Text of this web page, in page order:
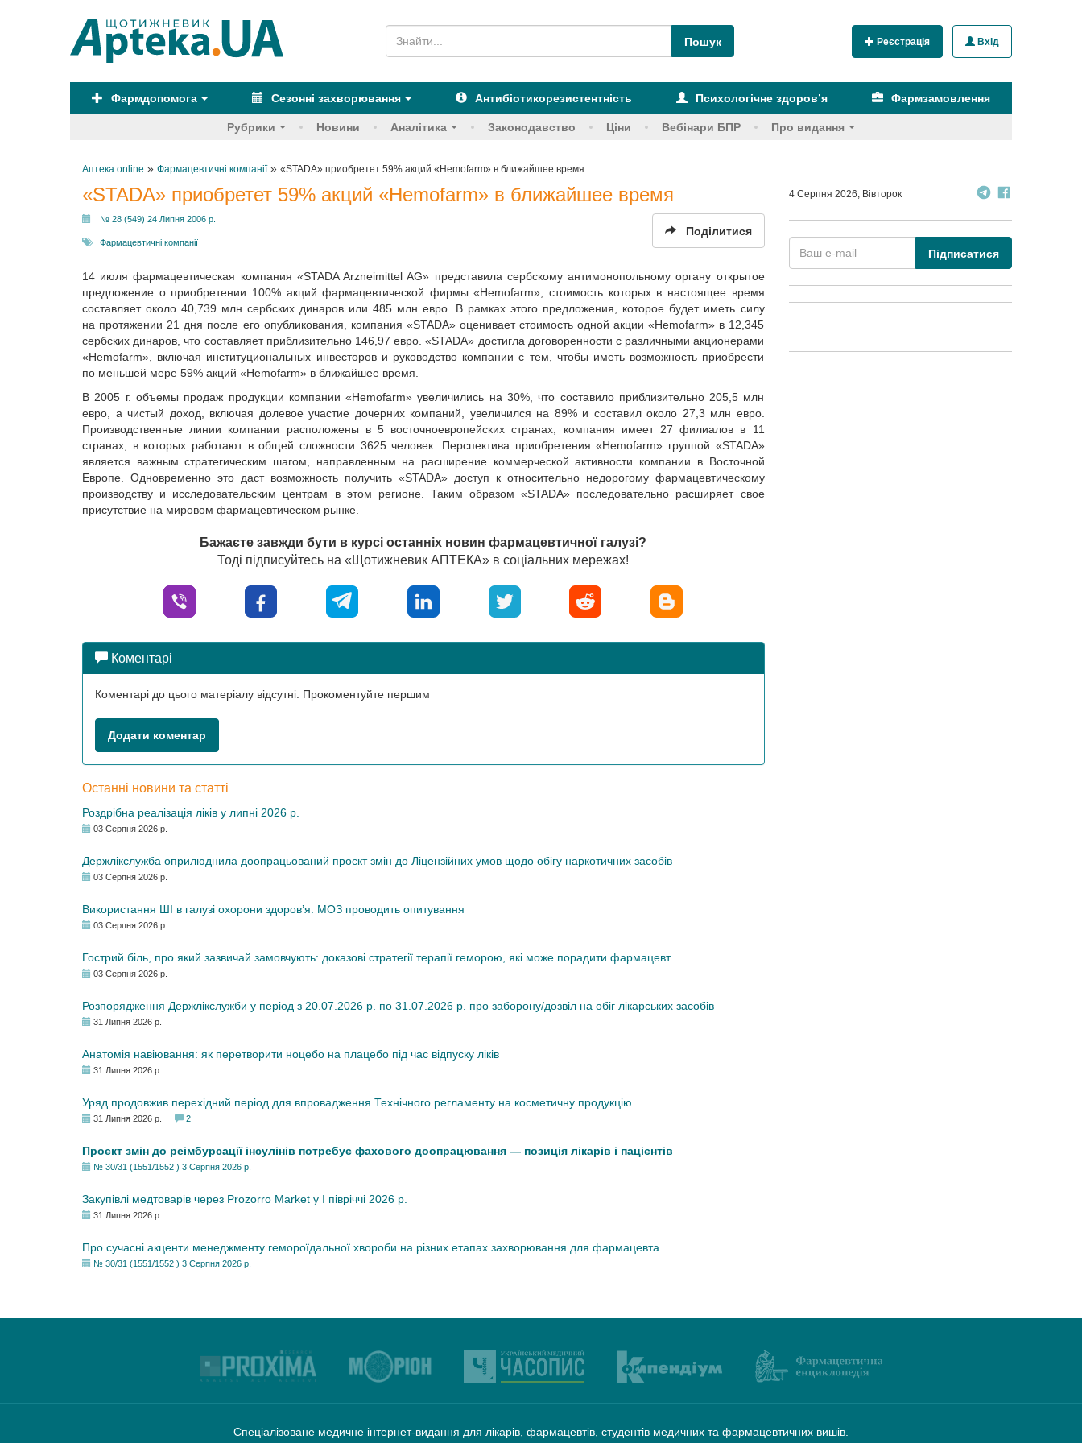
Реєстрація Вхід
Фармдопомога Сезонні захворювання Антибіотикорезистентність Психологічне здоров’я Фармзамовлення
Рубрики Новини Аналітика Законодавство Ціни Вебінари БПР Про видання
Аптека online » Фармацевтичні компанії» «STADA» приобретет 59% акций «Hemofarm» в ближайшее время
«STADA» приобретет 59% акций «Hemofarm» в ближайшее время
№ 28 (549) 24 Липня 2006 р.
Фармацевтичні компанії
Поділитися
14 июля фармацевтическая компания «STADA Arzneimittel AG» представила cербскому антимонопольному органу открытое
предложение о приобретении 100% акций фармацевтической фирмы «Hemofarm», стоимость которых в настоящее время
составляет около 40,739 млн сербских динаров или 485 млн евро. В рамках этого предложения, которое будет иметь силу
на протяжении 21 дня после его опубликования, компания «STADA» оценивает стоимость одной акции «Hemofarm» в 12,345
сербских динаров, что составляет приблизительно 146,97 евро. «STADA» достигла договоренности с различными акционерами
«Hemofarm», включая институциональных инвесторов и руководство компании с тем, чтобы иметь возможность приобрести
по меньшей мере 59% акций «Hemofarm» в ближайшее время.
В 2005 г. объемы продаж продукции компании «Hemofarm» увеличились на 30%, что составило приблизительно 205,5 млн
евро, а чистый доход, включая долевое участие дочерних компаний, увеличился на 89% и составил около 27,3 млн евро.
Производственные линии компании расположены в 5 восточноевропейских странах; компания имеет 27 филиалов в 11
странах, в которых работают в общей сложности 3625 человек. Перспектива приобретения «Hemofarm» группой «STADA»
является важным стратегическим шагом, направленным на расширение коммерческой активности компании в Восточной
Европе. Одновременно это даст возможность получить «STADA» доступ к относительно недорогому фармацевтическому
производству и исследовательским центрам в этом регионе. Таким образом «STADA» последовательно расширяет свое
присутствие на мировом фармацевтическом рынке.
Бажаєте завжди бути в курсі останніх новин фармацевтичної галузі?
Тоді підписуйтесь на «Щотижневик АПТЕКА» в соціальних мережах!
Коментарі
Коментарі до цього матеріалу відсутні. Прокоментуйте першим
Додати коментар
Останні новини та статті
Роздрібна реалізація ліків у липні 2026 р.
03 Серпня 2026 р.
Держлікслужба оприлюднила доопрацьований проєкт змін до Ліцензійних умов щодо обігу наркотичних засобів
03 Серпня 2026 р.
Використання ШІ в галузі охорони здоров’я: МОЗ проводить опитування
03 Серпня 2026 р.
Гострий біль, про який зазвичай замовчують: доказові стратегії терапії геморою, які може порадити фармацевт
03 Серпня 2026 р.
Розпорядження Держлікслужби у період з 20.07.2026 р. по 31.07.2026 р. про заборону/дозвіл на обіг лікарських засобів
31 Липня 2026 р.
Анатомія навіювання: як перетворити ноцебо на плацебо під час відпуску ліків
31 Липня 2026 р.
Уряд продовжив перехідний період для впровадження Технічного регламенту на косметичну продукцію
31 Липня 2026 р. 2
Проєкт змін до реімбурсації інсулінів потребує фахового доопрацювання — позиція лікарів і пацієнтів
№ 30/31 (1551/1552 ) 3 Серпня 2026 р.
Закупівлі медтоварів через Prozorro Market у I півріччі 2026 р.
31 Липня 2026 р.
Про сучасні акценти менеджменту гемороїдальної хвороби на різних етапах захворювання для фармацевта
№ 30/31 (1551/1552 ) 3 Серпня 2026 р.
4 Серпня 2026, Вівторок
Підписатися
Спеціалізоване медичне інтернет-видання для лікарів, фармацевтів, студентів медичних та фармацевтичних вишів.